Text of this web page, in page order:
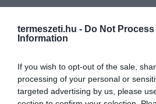
termeszeti.hu - Do Not Process
Information
If you wish to opt-out of the sale,
processing of your personal or
targeted advertising by us, please